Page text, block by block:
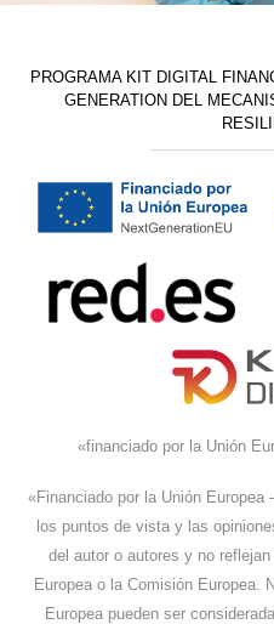
PROGRAMA KIT DIGITAL
GENERATION DEL
«financiado por la Unión
«Financiado por la Unión Europea
los puntos de vista y las
del autor o autores y no
Europea o la Comisión Europea.
Europea pueden ser